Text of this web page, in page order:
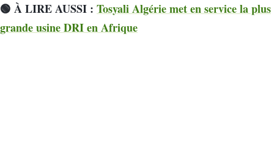
🟢 À LIRE AUSSI : Tosyali Algérie met en service la plus
grande usine DRI en Afrique